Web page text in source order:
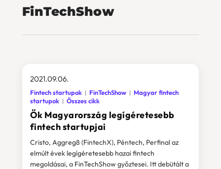
FinTechShow
Ők Magyarország legígéretesebb
fintech startupjai
2021.09.06.
Fintech startupok FinTechShow
Magyar fintech
startupok
Összes cikk
Cristo, Aggreg8 (FintechX), Péntech, Perfinal az
elmúlt évek legígéretesebb hazai fintech
megoldásai, a FinTechShow győztesei. Itt debütált a